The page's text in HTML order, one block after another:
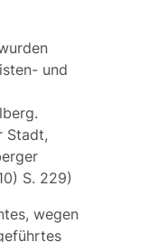
und
Stadt,
S. 229)
wegen